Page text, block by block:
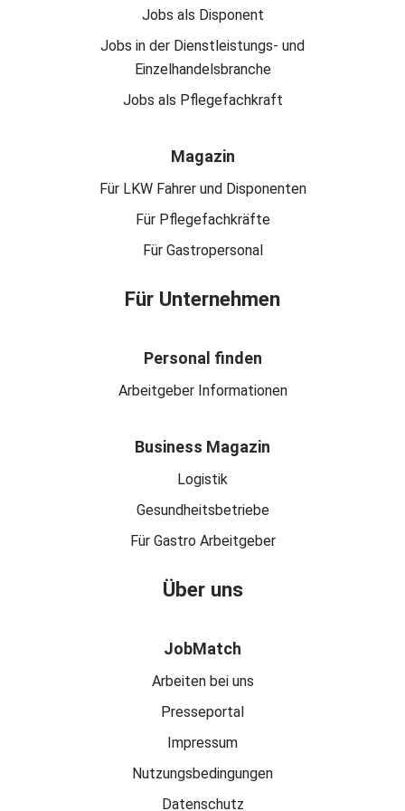
Jobs als Disponent
Jobs in der Dienstleistungs- und
Einzelhandelsbranche
Jobs als Pflegefachkraft
Magazin
Für LKW Fahrer und Disponenten
Für Pflegefachkräfte
Für Gastropersonal
Für Unternehmen
Personal finden
Arbeitgeber Informationen
Business Magazin
Logistik
Gesundheitsbetriebe
Für Gastro Arbeitgeber
Über uns
JobMatch
Arbeiten bei uns
Presseportal
Impressum
Nutzungsbedingungen
Datenschutz